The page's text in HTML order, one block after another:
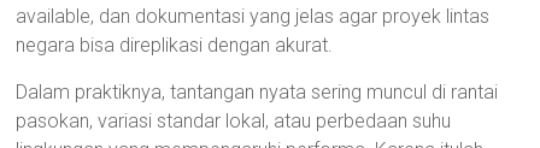
available, dan dokumentasi yang jelas agar proyek lintas
negara bisa direplikasi dengan akurat.
Dalam praktiknya, tantangan nyata sering muncul di rantai
pasokan, variasi standar lokal, atau perbedaan suhu